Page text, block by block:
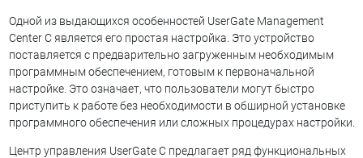
Одной из выдающихся особенностей UserGate Management
Center C является его простая настройка. Это устройство
поставляется с предварительно загруженным необходимым
программным обеспечением, готовым к первоначальной
настройке. Это означает, что пользователи могут быстро
приступить к работе без необходимости в обширной установке
программного обеспечения или сложных процедурах настройки.
Центр управления UserGate C предлагает ряд функциональных